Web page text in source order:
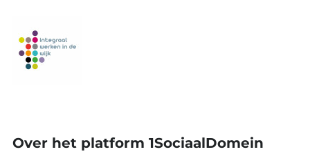
Over het platform 1SociaalDomein